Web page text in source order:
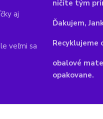
aj
veľmi sa
ničíte tým
Ďakujem,
Recyklujeme
obalové
opakovane.